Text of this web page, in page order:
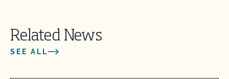
Related News
SEE ALL